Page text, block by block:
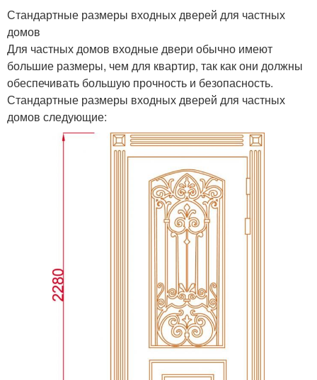
Стандартные размеры входных дверей для частных
домов
Для частных домов входные двери обычно имеют
большие размеры, чем для квартир, так как они должны
обеспечивать большую прочность и безопасность.
Стандартные размеры входных дверей для частных
домов следующие: